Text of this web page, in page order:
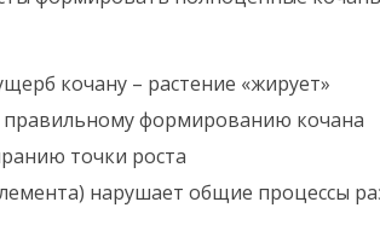
кочану – растение «жирует»
правильному формированию кочана
точки роста
нарушает общие процессы